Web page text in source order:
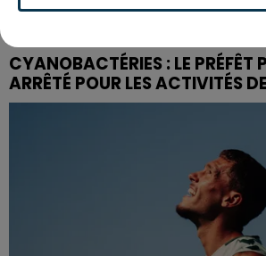
CYANOBACTÉRIES : LE PRÉFÊT
ARRÊTÉ POUR LES ACTIVITÉS